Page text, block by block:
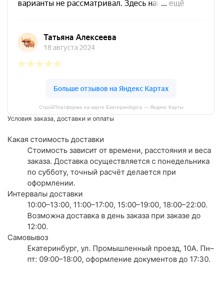
СтройПлатформа на карте Екатеринбурга — Яндекс Карты
Условия заказа, доставки и оплаты
Какая стоимость доставки
Стоимость зависит от времени, расстояния и веса
заказа. Доставка осуществляется с понедельника
по субботу, точный расчёт делается при
оформлении.
Интервалы доставки
10:00–13:00, 11:00–17:00, 15:00–19:00, 18:00–22:00.
Возможна доставка в день заказа при заказе до
12:00.
Самовывоз
Екатеринбург, ул. Промышленный проезд, 10А. Пн–
пт: 09:00–18:00, оформление документов до 17:30.